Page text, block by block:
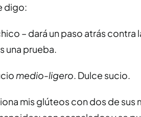
digo:
– dará un paso atrás contra
una prueba.
medio-ligero. Dulce sucio.
mis glúteos con dos de sus